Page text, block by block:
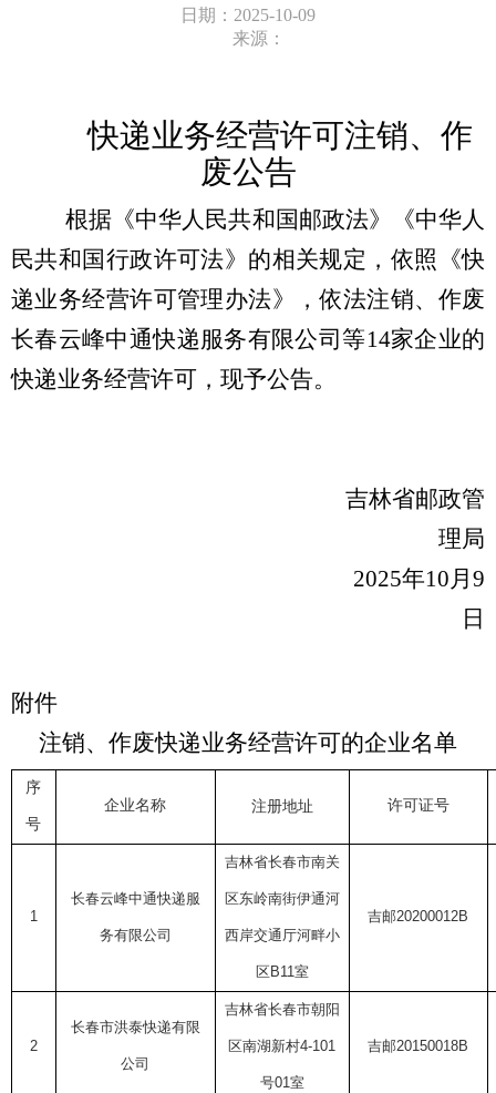
日期：2025-10-09
来源：
快递业务经营许可注销、作
废公告
根据《中华人民共和国邮政法》《中华人
民共和国行政许可法》的相关规定，依照《快
递业务经营许可管理办法》，依法注销、作废
长春云峰中通快递服务有限公司等14家企业的
快递业务经营许可，现予公告。
吉林省邮政管
理局
2025年10月9
日
附件
注销、作废快递业务经营许可的企业名单
序
号
企业名称 注册地址 许可证号
1
长春云峰中通快递服
务有限公司
吉林省长春市南关
区东岭南街伊通河
西岸交通厅河畔小
区B11室
吉邮20200012B
2
长春市洪泰快递有限
公司
吉林省长春市朝阳
区南湖新村4-101
号01室
吉邮20150018B